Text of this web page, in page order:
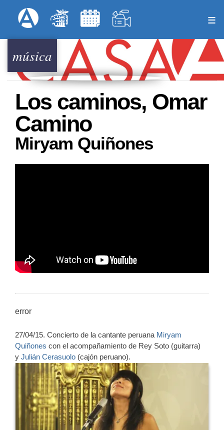
al
principal
Menú Superior
música
Los caminos, Omar
Camino
Miryam Quiñones
error
27/04/15. Concierto de la cantante peruana Miryam
Quiñones con el acompañamiento de Rey Soto (guitarra)
y Julián Cerasuolo (cajón peruano).